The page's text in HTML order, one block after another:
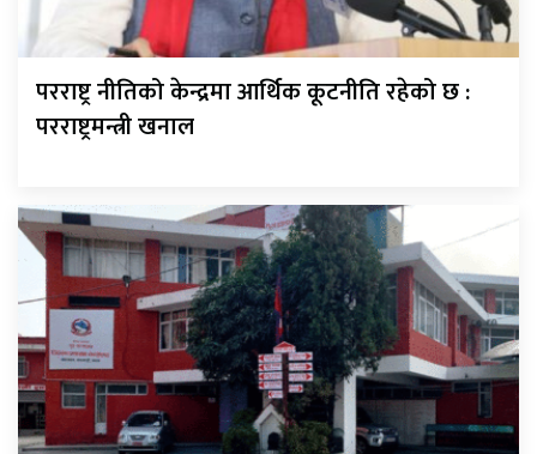
परराष्ट्र नीतिको केन्द्रमा आर्थिक कूटनीति रहेको छ :
परराष्ट्रमन्त्री खनाल